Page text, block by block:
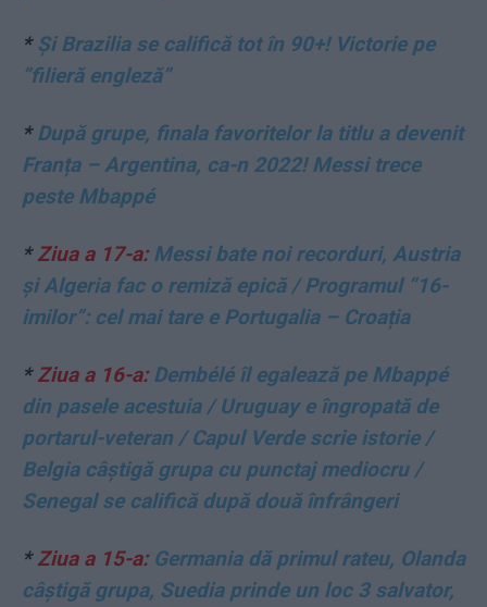
* Și Brazilia se califică tot în 90+! Victorie pe
”filieră engleză”
*După grupe, finala favoritelor la titlu a devenit
Franța – Argentina, ca-n 2022! Messi trece
peste Mbappé
*Ziua a 17-a:Messi bate noi recorduri, Austria
și Algeria fac o remiză epică / Programul ”16-
imilor”: cel mai tare e Portugalia – Croația
*Ziua a 16-a:Dembélé îl egalează pe Mbappé
din pasele acestuia / Uruguay e îngropată de
portarul-veteran / Capul Verde scrie istorie /
Belgia câștigă grupa cu punctaj mediocru /
Senegal se califică după două înfrângeri
*Ziua a 15-a:Germania dă primul rateu, Olanda
câștigă grupa, Suedia prinde un loc 3 salvator,